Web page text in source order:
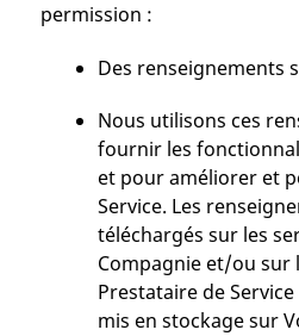
permission :
Des renseignements
Nous utilisons ces
fournir les
et pour améliorer et
Service. Les
téléchargés sur les
Compagnie et/ou sur
Prestataire de
mis en stockage sur